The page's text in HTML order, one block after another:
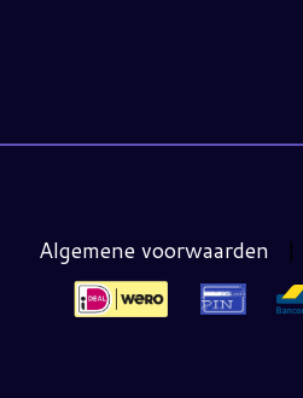
Algemene voorwaarden |